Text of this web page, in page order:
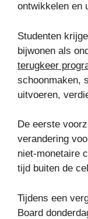
ontwikkelen en
Studenten
bijwonen als
terugkeer
schoonmaken,
uitvoeren,
De eerste
verandering
niet-monetaire
tijd buiten de
Tijdens een
Board